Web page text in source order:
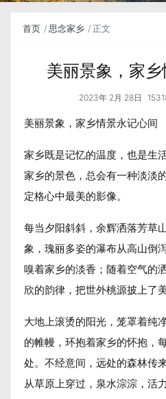
首页 思念家乡 正文
美丽景象，家
2023年 2月 28日
美丽景象，家乡情景永记心间
家乡既是记忆的温度，也是生
家乡的景色，总会有一种淡淡
定格心中最美的影像。
每当夕阳斜斜，余辉洒落芳草
象，瑰丽多姿的瀑布从高山倒
嗅着家乡的淡香；随着空气的
欣的韵律，把世外桃源披上了
大地上滚烫的阳光，笼罩着纯
的帷幔，环抱着家乡的怀抱，
处。不经意间，远处的森林传
从草原上穿过，泉水淙淙，活力